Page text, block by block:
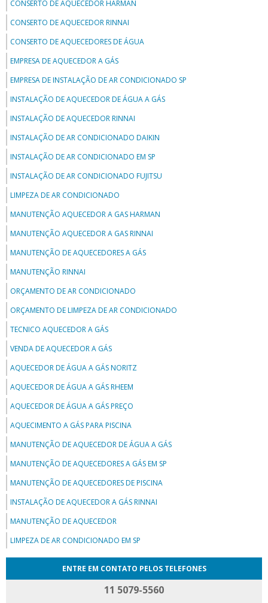
CONSERTO DE AQUECEDOR HARMAN
CONSERTO DE AQUECEDOR RINNAI
CONSERTO DE AQUECEDORES DE ÁGUA
EMPRESA DE AQUECEDOR A GÁS
EMPRESA DE INSTALAÇÃO DE AR CONDICIONADO SP
INSTALAÇÃO DE AQUECEDOR DE ÁGUA A GÁS
INSTALAÇÃO DE AQUECEDOR RINNAI
INSTALAÇÃO DE AR CONDICIONADO DAIKIN
INSTALAÇÃO DE AR CONDICIONADO EM SP
INSTALAÇÃO DE AR CONDICIONADO FUJITSU
LIMPEZA DE AR CONDICIONADO
MANUTENÇÃO AQUECEDOR A GAS HARMAN
MANUTENÇÃO AQUECEDOR A GAS RINNAI
MANUTENÇÃO DE AQUECEDORES A GÁS
MANUTENÇÃO RINNAI
ORÇAMENTO DE AR CONDICIONADO
ORÇAMENTO DE LIMPEZA DE AR CONDICIONADO
TECNICO AQUECEDOR A GÁS
VENDA DE AQUECEDOR A GÁS
AQUECEDOR DE ÁGUA A GÁS NORITZ
AQUECEDOR DE ÁGUA A GÁS RHEEM
AQUECEDOR DE ÁGUA A GÁS PREÇO
AQUECIMENTO A GÁS PARA PISCINA
MANUTENÇÃO DE AQUECEDOR DE ÁGUA A GÁS
MANUTENÇÃO DE AQUECEDORES A GÁS EM SP
MANUTENÇÃO DE AQUECEDORES DE PISCINA
INSTALAÇÃO DE AQUECEDOR A GÁS RINNAI
MANUTENÇÃO DE AQUECEDOR
LIMPEZA DE AR CONDICIONADO EM SP
ENTRE EM CONTATO PELOS TELEFONES
11 5079-5560